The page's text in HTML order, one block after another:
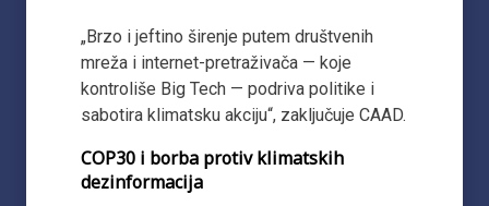
„Brzo i jeftino širenje putem društvenih
mreža i internet-pretraživača — koje
kontroliše Big Tech — podriva politike i
sabotira klimatsku akciju“, zaključuje CAAD.
COP30 i borba protiv klimatskih
dezinformacija